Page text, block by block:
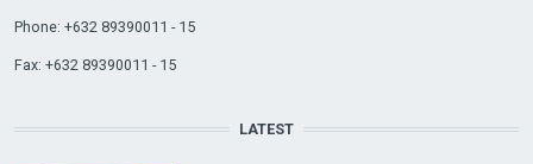
Phone: +632 89390011 - 15
Fax: +632 89390011 - 15
LATEST